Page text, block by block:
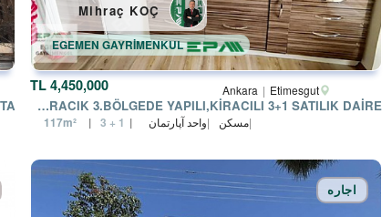
4,450,000 TL Ankara Etimesgut
YAPRACIK 3.BÖLGEDE YAPILI,KİRACILI 3+1 SATILIK DAİRE
مسکن واحد آپارتمان 117m² 3 + 1
EGEMEN GAYRİMENKUL
Mihraç KOÇ
اجاره